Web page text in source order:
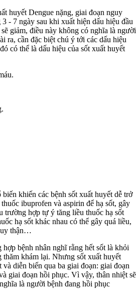
huyết Dengue nặng, giai đoạn nguy
- 7 ngày sau khi xuất hiện dấu hiệu đầu
giảm, điều này không có nghĩa là người
ra, cần đặc biệt chú ý tới các dấu hiệu
có thể là dấu hiệu của sốt xuất huyết
khiến các bệnh sốt xuất huyết dễ trở
ibuprofen và aspirin để hạ sốt, gây
trường hợp tự ý tăng liều thuốc hạ sốt
hạ sốt khác nhau có thể gây quá liều,
thận…
bệnh nhân nghĩ rằng hết sốt là khỏi
thăm khám lại. Nhưng sốt xuất huyết
diễn biến qua ba giai đoạn: giai đoạn
giai đoạn hồi phục. Vì vậy, thân nhiệt sẽ
là người bệnh đang hồi phục